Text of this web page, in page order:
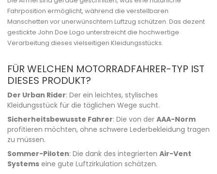
Fahrposition ermöglicht, während die verstellbaren
Manschetten vor unerwünschtem Luftzug schützen. Das dezent
gestickte John Doe Logo unterstreicht die hochwertige
Verarbeitung dieses vielseitigen Kleidungsstücks.
FÜR WELCHEN MOTORRADFAHRER-TYP IST
DIESES PRODUKT?
Der Urban Rider: Der ein leichtes, stylisches
Kleidungsstück für die täglichen Wege sucht.
Sicherheitsbewusste Fahrer: Die von der AAA-Norm
profitieren möchten, ohne schwere Lederbekleidung tragen
zu müssen.
Sommer-Piloten: Die dank des integrierten Air-Vent
Systems eine gute Luftzirkulation schätzen.